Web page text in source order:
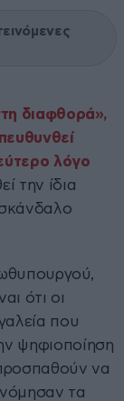
διαφθορά»,
λόγο
την ίδια
ότι οι
που
ψηφιοποίηση
να
τα